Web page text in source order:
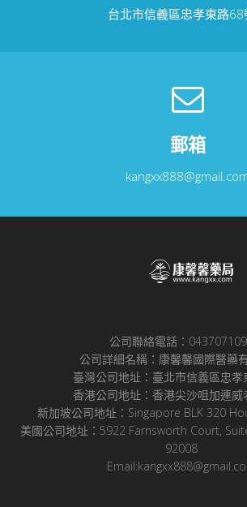
台北市信義區忠孝東路68
郵箱
公司聯絡電話：
公司詳細名稱：康馨馨國際醫藥
臺灣公司地址：臺北市信義區忠孝
香港公司地址：香港尖沙咀加連威
新加坡公司地址：Singapore BLK 320
美國公司地址：5922 Farnsworth Court,
92008